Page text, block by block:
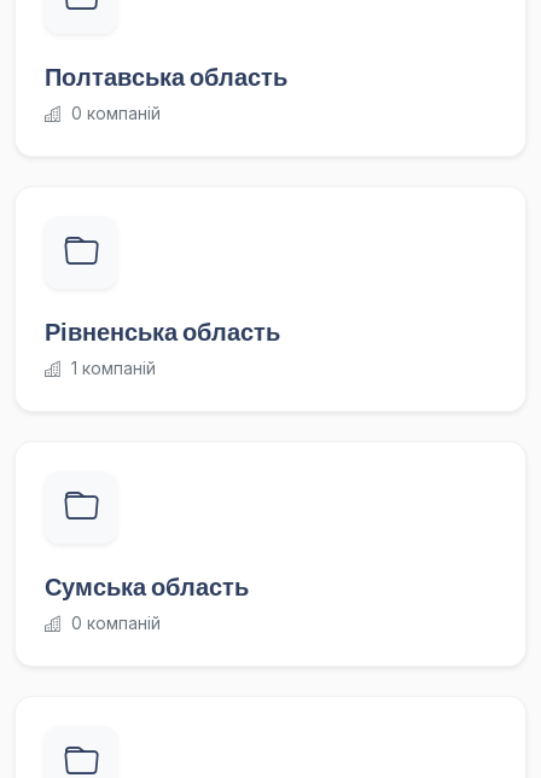
Полтавська область
0 компаній
Рівненська область
1 компаній
Сумська область
0 компаній